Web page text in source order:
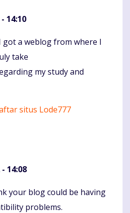
14:10
got a weblog from where I
take
my study and
situs Lode777
14:08
your blog could be having
problems.